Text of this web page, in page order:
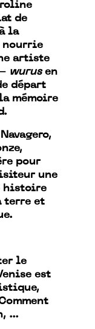
de
la
nourrie
artiste
wurusen
départ
mémoire
pour
une
histoire
terre et
le
est
...